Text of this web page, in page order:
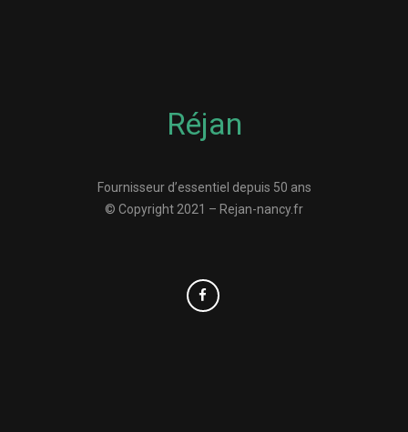
Réjan
Fournisseur d’essentiel depuis 50 ans
© Copyright 2021 – Rejan-nancy.fr